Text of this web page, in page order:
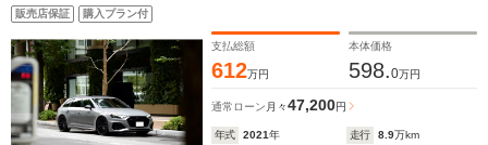
スト カーボンインテリアトリム
販売店保証 購入プラン付
支払総額
612万円
本体価格
598.0万円
通常ローン 月々47,200円
年式 2021年 走行 8.9万km